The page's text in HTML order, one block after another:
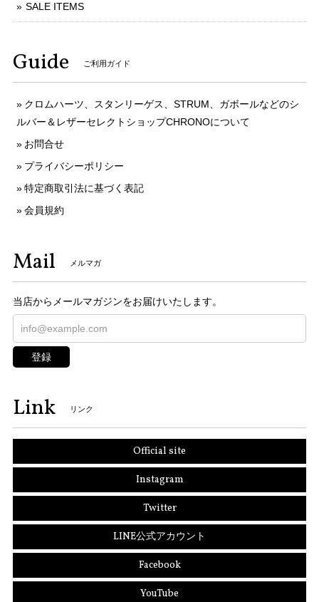
SALE ITEMS
Guide ご利用ガイド
クロムハーツ、スタンリーゲス、STRUM、ガボールなどのシ
ルバー＆レザーセレクトショップCHRONOについて
お問合せ
プライバシーポリシー
特定商取引法に基づく表記
会員規約
Mail メルマガ
当店からメールマガジンをお届けいたします。
登録
Link リンク
Official site
Instagram
Twitter
LINE公式アカウント
Facebook
YouTube